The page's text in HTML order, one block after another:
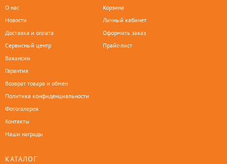
О нас
Новости
Доставка и оплата
Сервисный центр
Вакансии
Гарантия
Возврат товара и обмен
Политика конфиденциальности
Фотогалерея
Контакты
Наши награды
Корзина
Личный кабинет
Оформить заказ
Прайс-лист
КАТАЛОГ